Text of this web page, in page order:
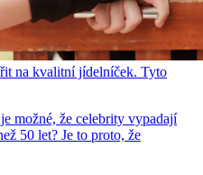
na kvalitní jídelníček. Tyto
možné, že celebrity vypadají
50 let? Je to proto, že